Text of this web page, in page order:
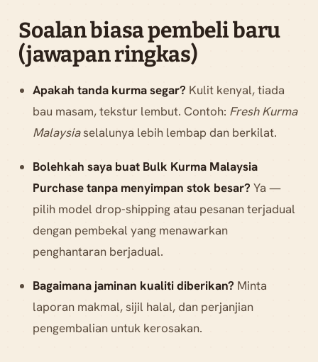
Soalan biasa pembeli baru
(jawapan ringkas)
Apakah tanda kurma segar? Kulit kenyal, tiada
bau masam, tekstur lembut. Contoh: Fresh Kurma
Malaysiaselalunya lebih lembap dan berkilat.
Bolehkah saya buat Bulk Kurma Malaysia
Purchase tanpa menyimpan stok besar? Ya —
pilih model drop-shipping atau pesanan terjadual
dengan pembekal yang menawarkan
penghantaran berjadual.
Bagaimana jaminan kualiti diberikan? Minta
laporan makmal, sijil halal, dan perjanjian
pengembalian untuk kerosakan.